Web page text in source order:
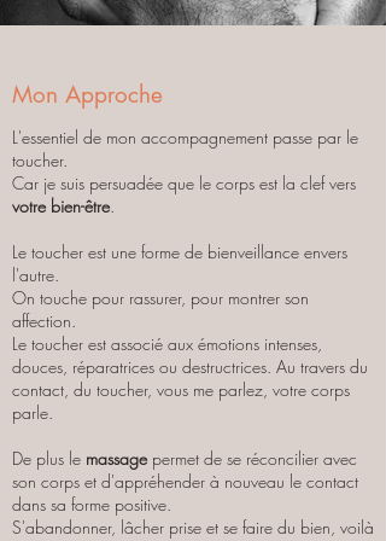
Mon Approche
L'essentiel de mon accompagnement passe par le
toucher.
Car je suis persuadée que le corps est la clef vers
votre bien-être.
Le toucher est une forme de bienveillance envers
l'autre.
On touche pour rassurer, pour montrer son
affection.
Le toucher est associé aux émotions intenses,
douces, réparatrices ou destructrices. Au travers du
contact, du toucher, vous me parlez, votre corps
parle.
De plus le massage permet de se réconcilier avec
son corps et d'appréhender à nouveau le contact
dans sa forme positive.
S'abandonner, lâcher prise et se faire du bien, voilà